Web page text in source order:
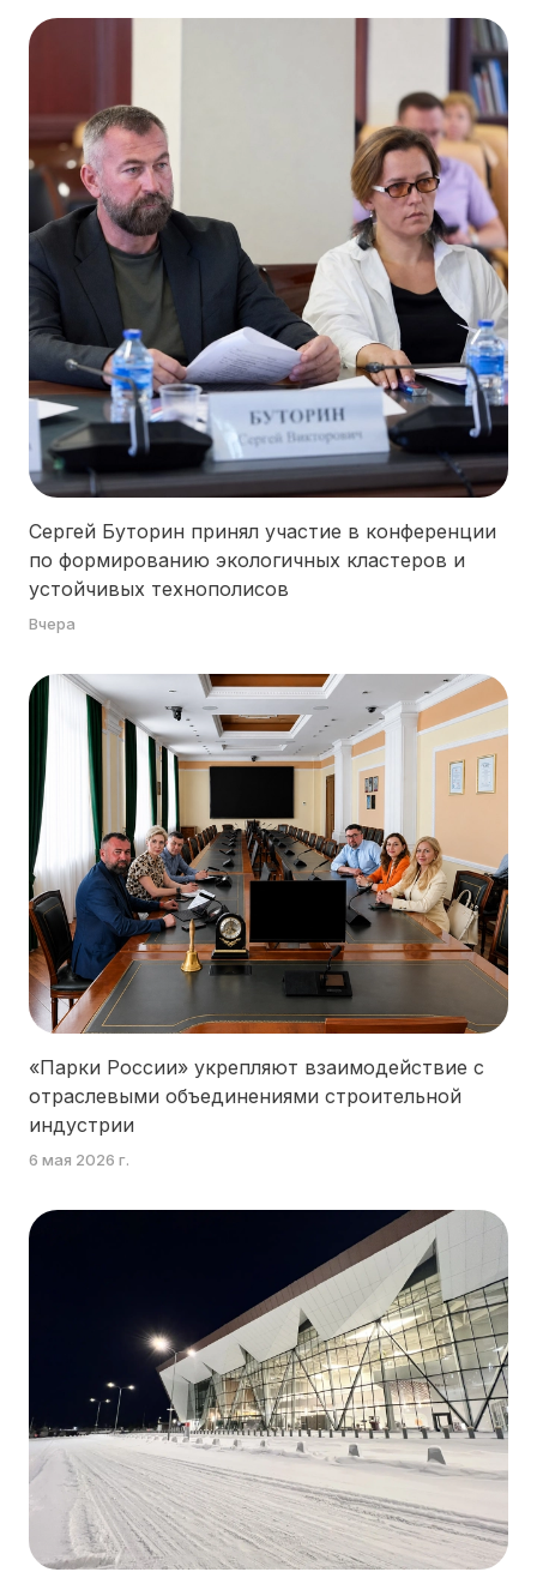
МАРКЕТИНГ
ТЕХНОЛОГИИ
ЗДОРОВЫЙ ПАРК
ИННОВАЦИОННЫЙ ДЕВЕЛОПМЕНТ
КОНЦЕПТУАЛЬНОЕ ПРОЕКТИРОВАНИЕ
ИНФОРМАЦИЯ
ПРИМЕРЫ
НОВОСТИ
ПАРТНЕРЫ
КОНТАКТЫ
8 (800) 333 20 26
service@parkirussia.ru
Сергей Буторин принял участие в конференции
по формированию экологичных кластеров и
устойчивых технополисов
Вчера
«Парки России» укрепляют взаимодействие с
отраслевыми объединениями строительной
индустрии
6 мая 2026 г.